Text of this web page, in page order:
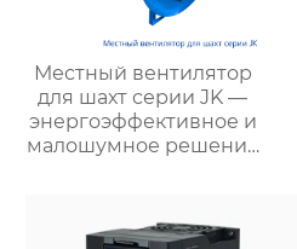
Местный вентилятор
для шахт серии JK —
энергоэффективное и
малошумное решение